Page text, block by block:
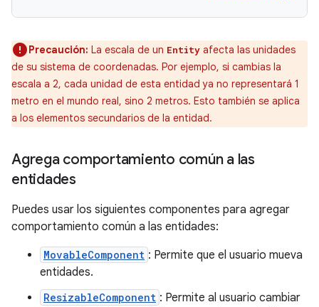
Precaución: La escala de un Entity afecta las unidades
de su sistema de coordenadas. Por ejemplo, si cambias la
escala a 2, cada unidad de esta entidad ya no representará 1
metro en el mundo real, sino 2 metros. Esto también se aplica
a los elementos secundarios de la entidad.
Agrega comportamiento común a las
entidades
Puedes usar los siguientes componentes para agregar
comportamiento común a las entidades:
MovableComponent : Permite que el usuario mueva
entidades.
ResizableComponent : Permite al usuario cambiar